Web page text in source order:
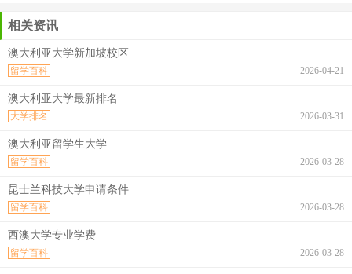
相关资讯
澳大利亚大学新加坡校区
2026-04-21
留学百科
澳大利亚大学最新排名
2026-03-31
大学排名
澳大利亚留学生大学
2026-03-28
留学百科
昆士兰科技大学申请条件
2026-03-28
留学百科
西澳大学专业学费
2026-03-28
留学百科